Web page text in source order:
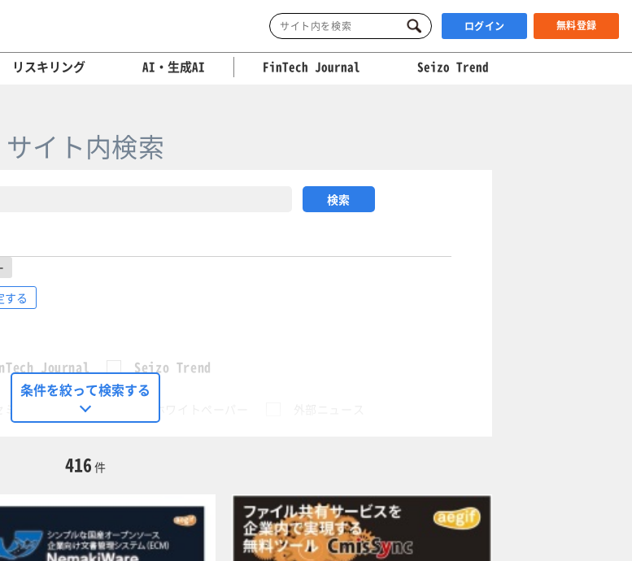
ログイン 無料登録
リスキリング AI・生成AI FinTech Journal Seizo Trend
サイト内検索
する
Journal Seizo Trend
動画
×
条件を絞って検索する
416 件